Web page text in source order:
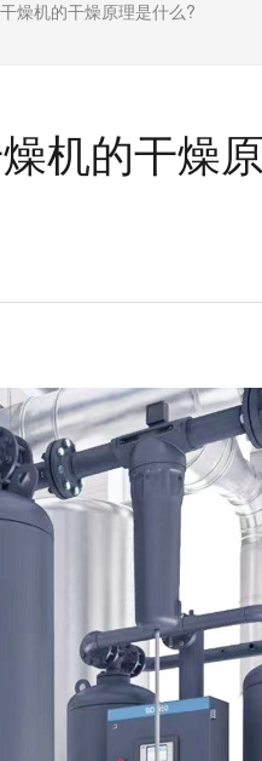
燥机的干燥原理是什么?
机的干燥